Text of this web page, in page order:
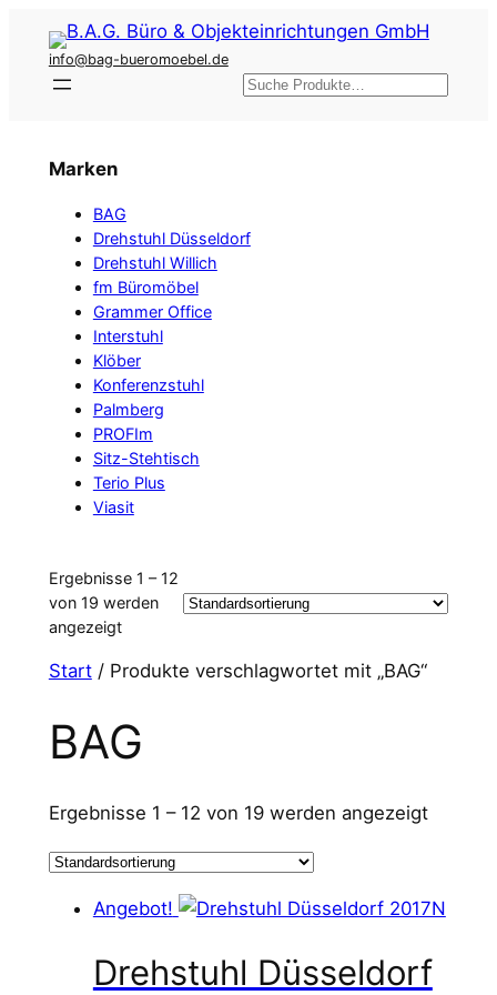
Inhalt
springen
info@bag-bueromoebel.de
Suchen
Marken
BAG
Drehstuhl Düsseldorf
Drehstuhl Willich
fm Büromöbel
Grammer Office
Interstuhl
Klöber
Konferenzstuhl
Palmberg
PROFIm
Sitz-Stehtisch
Terio Plus
Viasit
Ergebnisse 1 – 12
von 19 werden
angezeigt
Start/ Produkte verschlagwortet mit „BAG“
BAG
Ergebnisse 1 – 12 von 19 werden angezeigt
Angebot!
Drehstuhl Düsseldorf